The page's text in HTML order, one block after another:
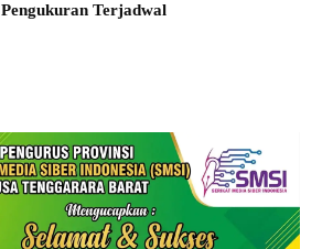
Pengukuran Terjadwal